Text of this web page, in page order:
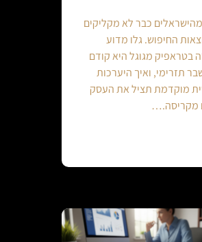
47% מהישראלים כבר לא מקליקים
החיפוש. גלו מדוע
בטראפיק מגוגל היא קודם
תזרימי, ואיך היערכות
מוקדמת תציל את העסק
מקריסה.…